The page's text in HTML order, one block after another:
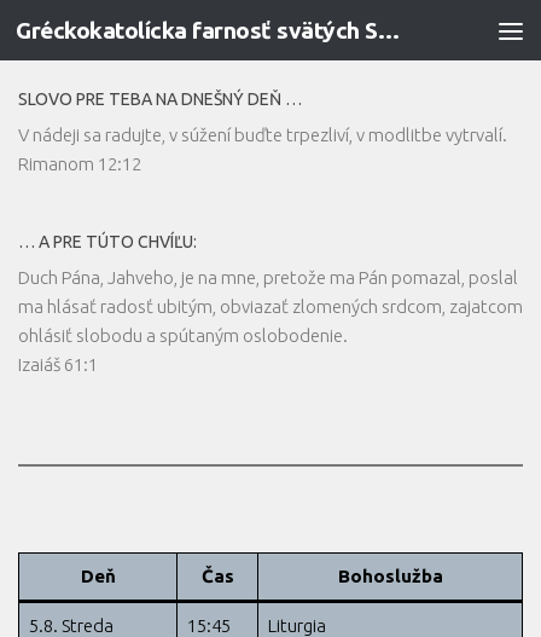
Preskočiť na obsah Gréckokatolícka farnosť svätých Sedmopočetníkov v Prievidzi
SLOVO PRE TEBA NA DNEŠNÝ DEŇ …
V nádeji sa radujte, v súžení buďte trpezliví, v modlitbe vytrvalí.
Rimanom 12:12
… A PRE TÚTO CHVÍĽU:
Duch Pána, Jahveho, je na mne, pretože ma Pán pomazal, poslal
ma hlásať radosť ubitým, obviazať zlomených srdcom, zajatcom
ohlásiť slobodu a spútaným oslobodenie.
Izaiáš 61:1
Deň Čas Bohoslužba
5.8. Streda 15:45 Liturgia